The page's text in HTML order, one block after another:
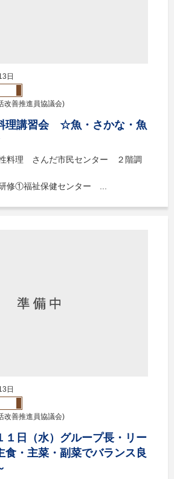
日
改善推進員協議会)
理講習会 ☆魚・さかな・魚
料理 さんだ市民センター ２階調
修①福祉保健センター ...
日
改善推進員協議会)
１日（水）グループ長・リー
・主菜・副菜でバランス良